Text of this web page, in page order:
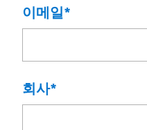
이메일*
회사*